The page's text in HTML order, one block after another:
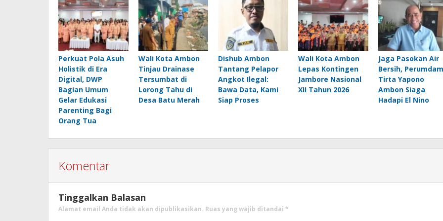
Perkuat Pola Asuh
Holistik di Era
Digital, DWP
Bagian Umum
Gelar Edukasi
Parenting Bagi
Orang Tua
Wali Kota Ambon
Tinjau Drainase
Tersumbat di
Lorong Tahu di
Desa Batu Merah
Dishub Ambon
Tantang Pelapor
Angkot Ilegal:
Bawa Data, Kami
Siap Proses
Wali Kota Ambon
Lepas Kontingen
Jambore Nasional
XII Tahun 2026
Jaga Pasokan Air
Bersih, Perumdam
Tirta Yapono
Ambon Siaga
Hadapi El Nino
Komentar
Tinggalkan Balasan
Alamat email Anda tidak akan dipublikasikan. Ruas yang wajib ditandai *